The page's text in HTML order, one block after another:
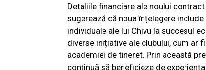
Detaliile financiare ale noului
sugerează că noua înțelegere
individuale ale lui Chivu la succesul
diverse inițiative ale clubului, cum ar
academiei de tineret. Prin această
continuă să beneficieze de